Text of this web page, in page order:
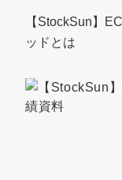
【StockSun】
ッドとは